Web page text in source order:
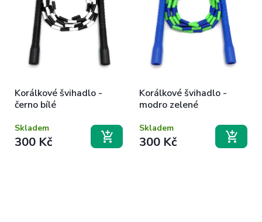
Korálkové švihadlo -
černo bílé
300 Kč
Skladem
Korálkové švihadlo -
modro zelené
300 Kč
Skladem